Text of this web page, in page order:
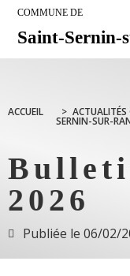
COMMUNE DE
Saint-Sernin-
ACCUEIL >
SERNIN-SUR-
2026
Publiée le 06/02/